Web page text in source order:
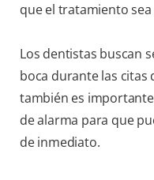
que el tratamiento
Los dentistas buscan
boca durante las citas
también es
de alarma para que
de inmediato.